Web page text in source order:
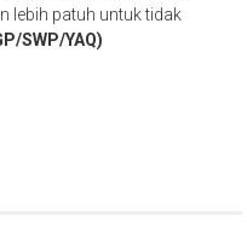
lebih patuh untuk tidak
SWP/YAQ)